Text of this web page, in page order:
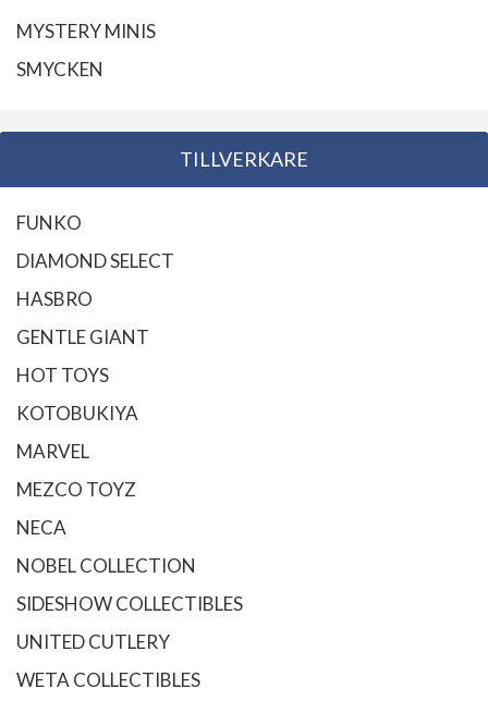
MYSTERY MINIS
SMYCKEN
TILLVERKARE
FUNKO
DIAMOND SELECT
HASBRO
GENTLE GIANT
HOT TOYS
KOTOBUKIYA
MARVEL
MEZCO TOYZ
NECA
NOBEL COLLECTION
SIDESHOW COLLECTIBLES
UNITED CUTLERY
WETA COLLECTIBLES